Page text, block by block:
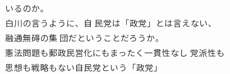
いるのか。
白川の言うように、自 民党は「政党」とは言えない、
融通無碍の集 団だということだろうか。
憲法問題も郵政民営化にもまったく一貫性なし 党派性も
思想も戦略もない自民党という「政党」